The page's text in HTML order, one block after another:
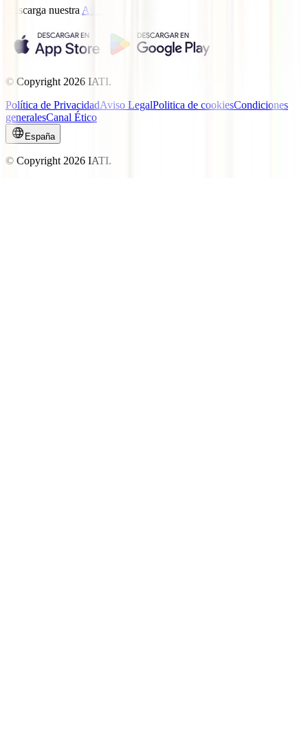
Descarga nuestra App.
© Copyright 2026 IATI.
Política de PrivacidadAviso LegalPolitica de cookiesCondiciones
generalesCanal Ético
España
© Copyright 2026 IATI.